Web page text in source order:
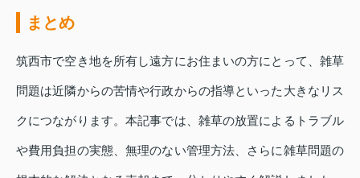
まとめ
筑西市で空き地を所有し遠方にお住まいの方にとって、雑草
問題は近隣からの苦情や行政からの指導といった大きなリス
クにつながります。本記事では、雑草の放置によるトラブル
や費用負担の実態、無理のない管理方法、さらに雑草問題の